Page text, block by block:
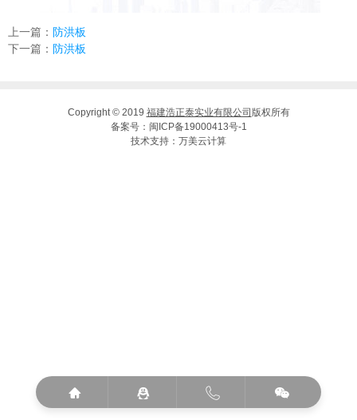
上一篇： 防洪板
下一篇： 防洪板
   
Copyright © 2019 福建浩正泰实业有限公司 版权所有
备案号： 闽ICP备19000413号-1
技术支持： 万美云计算